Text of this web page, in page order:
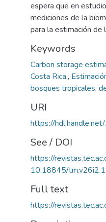
espera que en
mediciones de la
para la estimación de
Keywords
Carbon storage
Costa Rica.,
bosques tropicales,
URI
https://
See / DOI
https://
10.18845/
Full text
https://